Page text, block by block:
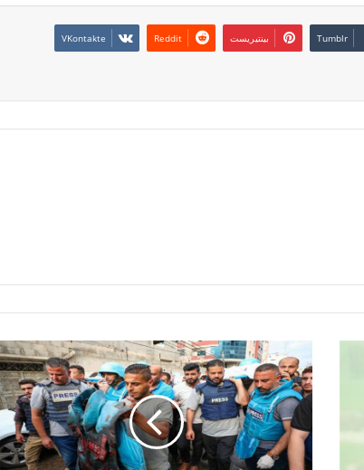
بينتيريست